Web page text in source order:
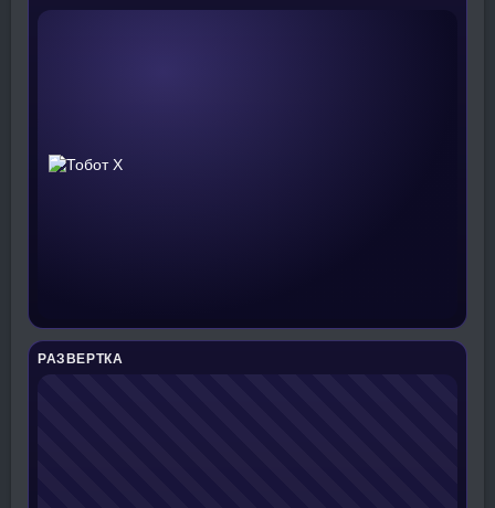
РАЗВЕРТКА